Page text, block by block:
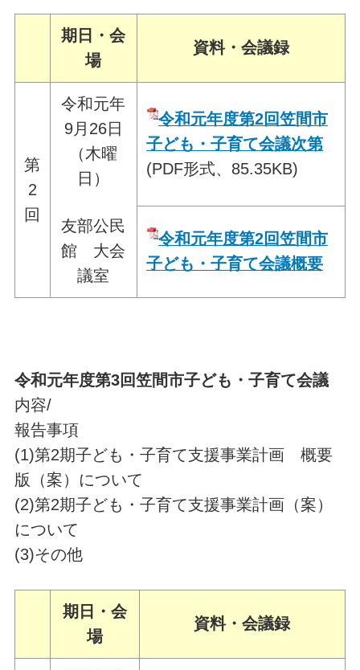
期日・会
場
資料・会議録
第
2
回
令和元年
9月26日
（木曜
日）
友部公民
館 大会
議室
令和元年度第2回笠間市
子ども・子育て会議次第
(PDF形式、85.35KB)
令和元年度第2回笠間市
子ども・子育て会議概要
令和元年度第3回笠間市子ども・子育て会議
内容/
報告事項
(1)第2期子ども・子育て支援事業計画 概要
版（案）について
(2)第2期子ども・子育て支援事業計画（案）
について
(3)その他
期日・会
場
資料・会議録